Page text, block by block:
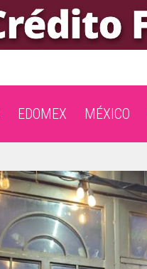
EDOMEX MÉXICO